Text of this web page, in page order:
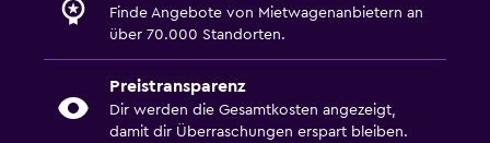
Finde Angebote von Mietwagenanbietern an
über 70.000 Standorten.
Preistransparenz
Dir werden die Gesamtkosten angezeigt,
damit dir Überraschungen erspart bleiben.